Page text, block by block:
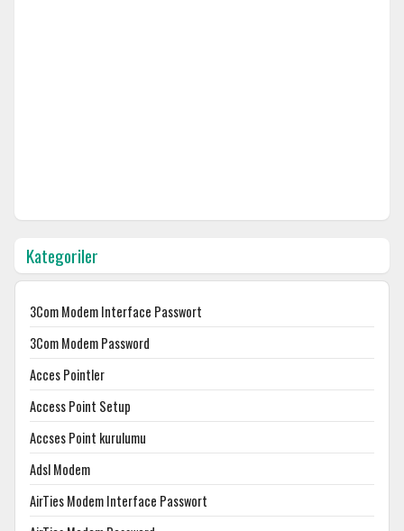
Kategoriler
3Com Modem Interface Passwort
3Com Modem Password
Acces Pointler
Access Point Setup
Accses Point kurulumu
Adsl Modem
AirTies Modem Interface Passwort